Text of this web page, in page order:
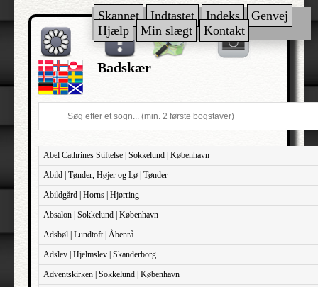
Skannet Indtastet Indeks
Genvej
Hjælp
Min slægt Kontakt
Badskær
Abel Cathrines Stiftelse | Sokkelund | København
Abild | Tønder, Højer og Lø | Tønder
Abildgård | Horns | Hjørring
Absalon | Sokkelund | København
Adsbøl | Lundtoft | Åbenrå
Adslev | Hjelmslev | Skanderborg
Adventskirken | Sokkelund | København